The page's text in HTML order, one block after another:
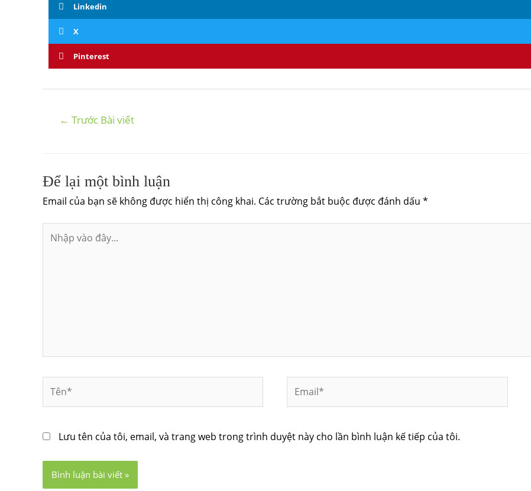
Linkedin
X
Pinterest
← Trước Bài viết
Để lại một bình luận
Email của bạn sẽ không được hiển thị công khai. Các trường bắt buộc được đánh dấu *
vào
Lưu tên của tôi, email, và trang web trong trình duyệt này cho lần bình luận kế tiếp của tôi.